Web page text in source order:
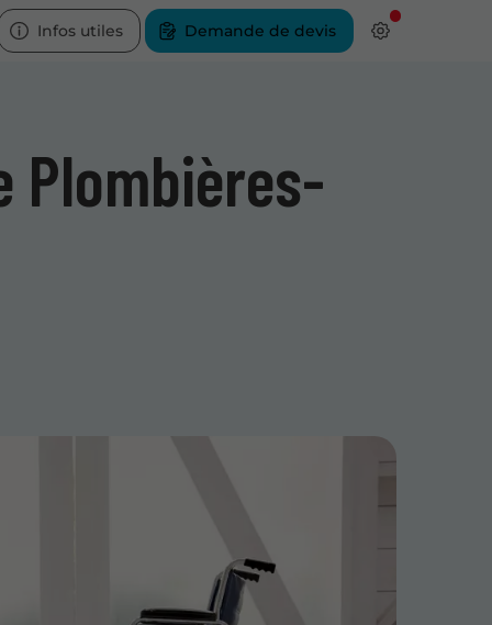
Infos utiles Demande de devis
Plombières-